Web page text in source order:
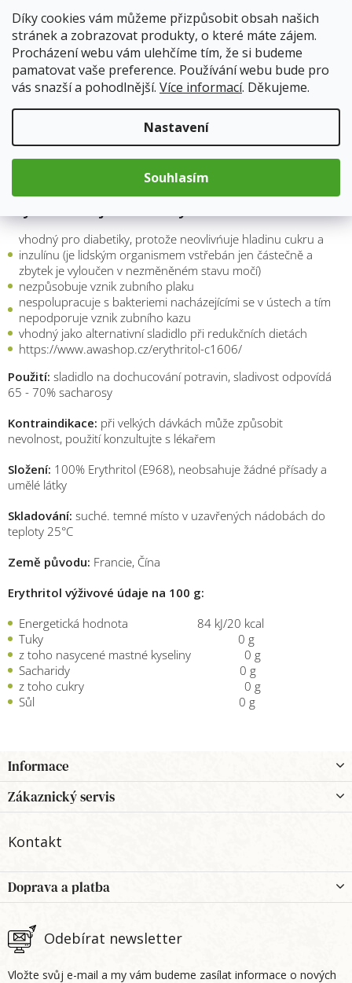
Díky cookies vám můžeme přizpůsobit obsah našich
stránek a zobrazovat produkty, o které máte zájem.
Procházení webu vám ulehčíme tím, že si budeme
pamatovat vaše preference. Používání webu bude pro
vás snazší a pohodlnější. Více informací. Děkujeme.
Nastavení
Souhlasím
cena:
Přidat do košíku
Popis Hodnocení
Erythritolje přírodní bezkalorická alternativa rafinovaného
cukru, vyrábí se fermentací přírodního cukru.
vhodný pro diabetiky, protože neovlivńuje hladinu cukru a
inzulínu (je lidským organismem vstřebán jen částečně a
zbytek je vyloučen v nezměněném stavu močí)
nezpůsobuje vznik zubního plaku
nespolupracuje s bakteriemi nacházejícími se v ústech a tím
nepodporuje vznik zubního kazu
vhodný jako alternativní sladidlo při redukčních dietách
https://www.awashop.cz/erythritol-c1606/
Použití: sladidlo na dochucování potravin, sladivost odpovídá
65 - 70% sacharosy
Kontraindikace: při velkých dávkách může způsobit
nevolnost, použití konzultujte s lékařem
Složení: 100% Erythritol (E968), neobsahuje žádné přísady a
umělé látky
Skladování: suché. temné místo v uzavřených nádobách do
teploty 25°C
Země původu: Francie, Čína
Erythritol výživové údaje na 100 g:
Energetická hodnota 84 kJ/20 kcal
Tuky 0 g
z toho nasycené mastné kyseliny 0 g
Sacharidy 0 g
z toho cukry 0 g
Sůl 0 g
á
p
a
Informace
Zákaznický servis
Kontakt
Odebírat newsletter
Vložte svůj e-mail a my vám budeme zasílat informace o nových
Doprava a platba